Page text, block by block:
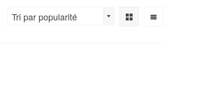
Tri par popularité